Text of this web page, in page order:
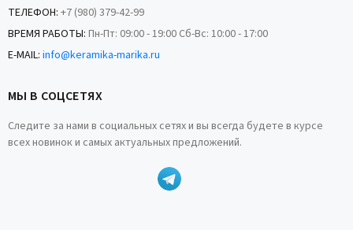
ТЕЛЕФОН: +7 (980) 379-42-99
ВРЕМЯ РАБОТЫ: Пн-Пт: 09:00 - 19:00 Сб-Вс: 10:00 - 17:00
E-MAIL: info@keramika-marika.ru
МЫ В СОЦСЕТЯХ
Следите за нами в социальных сетях и вы всегда будете в курсе
всех новинок и самых актуальных предложений.